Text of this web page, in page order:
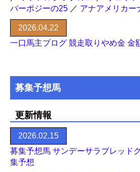
バーポジーの25 ／ アナアメリカー
2026.04.22
一口馬主ブログ 競走取りやめ金 金
募集予想馬
更新情報
2026.02.15
募集予想馬 サンデーサラブレッド
集予想